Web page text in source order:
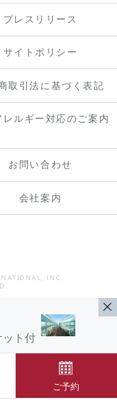
プレスリリース
サイトポリシー
取引法に基づく表記
レルギー対応のご案内
お問い合わせ
会社案内
INC.
ット付
ご予約